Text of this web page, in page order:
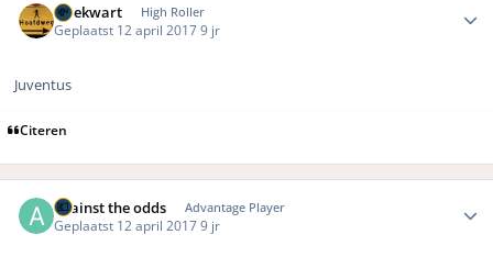
driekwart High Roller
Geplaatst 12 april 20179 jr
Juventus
Citeren
against the odds Advantage Player
Geplaatst 12 april 20179 jr